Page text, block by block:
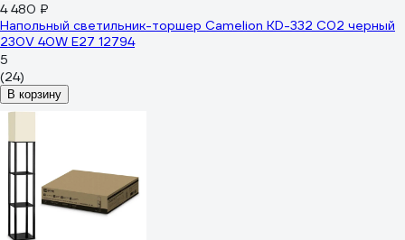
4 480 ₽
Напольный светильник-торшер Camelion KD-332 C02 черный
230V 40W E27 12794
5
(24)
В корзину